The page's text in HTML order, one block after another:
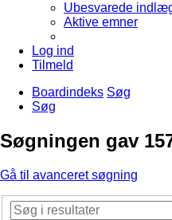
Ubesvarede
Aktive emner
Log ind
Tilmeld
Boardindeks Søg
Søg
Søgningen gav
Gå til avanceret søgning